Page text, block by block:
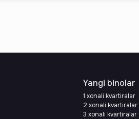
Yangi binolar
1 xonali kvartiralar
2 xonali kvartiralar
3 xonali kvartiralar